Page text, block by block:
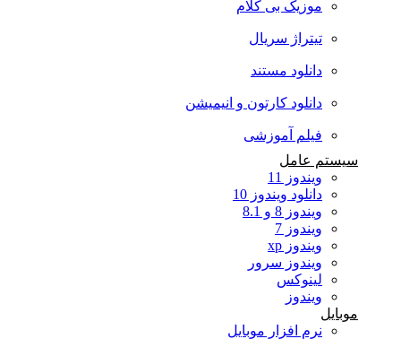
موزیک بی کلام
تیتراژ سریال
دانلود مستند
دانلود کارتون و انیمیشن
فیلم آموزشی
سیستم عامل
ویندوز 11
دانلود ویندوز 10
ویندوز 8 و 8.1
ویندوز 7
ویندوز xp
ویندوز سرور
لینوکس
ویندوز
موبایل
نرم افزار موبایل